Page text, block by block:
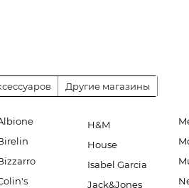
Другие магазины
H&M
House
Isabel Garcia
Jack&Jones